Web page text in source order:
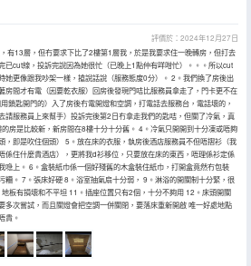
評價於：2024年12月27日
有13層，但冇要求下比了2樓第1層我，於是我要求住一晚轉房，但打去
已cut線，投訴完說因為她很忙（已晚上1點仲有咩咁忙）。。。所以cut
她更像跟我吵架一樣，搶說話說（服務態度0分）。 2。我們換了房後出
房間才有電（因要乾衣服）回房後發現門咭比服務員拿走了，門卡更不在
鎖匙開門的）入了房後冇電開燈和空調，打電話去服務台，電話壞的，
請服務員上來幫手）投訴完後第2日冇拿走我們的匙咭，但關了冷氣，真
房是比較新，新房間在8樓十分十分舊。 4。冷氣只開開到十分凍或唔夠
，即是吹住個頭） 5。放在床的衣服，執房後酒店服務員不但唔摺衫（我
係住什麼貴酒店），更將我d衫移位，只要放在床的東西，唔理係衫定係
喼上。 6。盒裝紙巾係一個好殘舊的木盒裝住紙巾，打開盒竟然冇包裝
糟。 7。張床好硬 8。浴室抽氣扇十分弱， 9。淋浴的開關制十分緊，很
板有損壞和不平坦 11。插座位置只有2個，十分不夠用 12。床頭開關
多次嘗試，而且關燈會把空調一併關閉，要落床重新開啟 唯一好處地點
貴。